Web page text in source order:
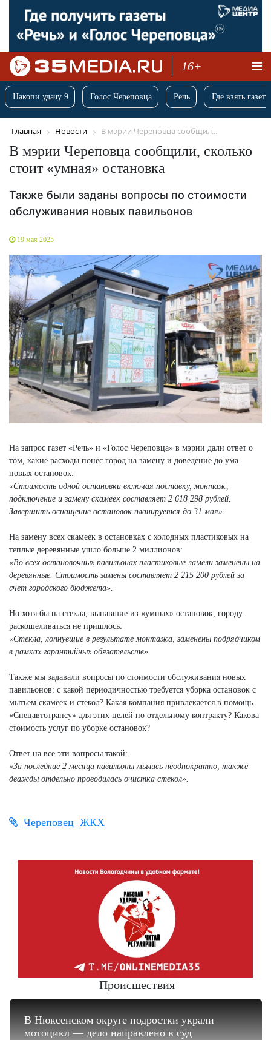
16+
Накопи удачу 9 Голос Череповца Речь Где взять
Главная Новости В мэрии Череповца сообщил...
В мэрии Череповца сообщили, сколько
стоит «умная» остановка
Также были заданы вопросы по стоимости
обслуживания новых павильонов
19 мая 2025
На запрос газет «Речь» и «Голос Череповца» в мэрии дали ответ о
том, какие расходы понес город на замену и доведение до ума
новых остановок:
«Стоимость одной остановки включая поставку, монтаж,
подключение и замену скамеек составляет 2 618 298 рублей.
Завершить оснащение остановок планируется до 31 мая».
На замену всех скамеек в остановках с холодных пластиковых на
теплые деревянные ушло больше 2 миллионов:
«Во всех остановочных павильонах пластиковые ламели заменены на
деревянные. Стоимость замены составляет 2 215 200 рублей за
счет городского бюджета».
Но хотя бы на стекла, выпавшие из «умных» остановок, городу
раскошеливаться не пришлось:
«Стекла, лопнувшие в результате монтажа, заменены подрядчиком
в рамках гарантийных обязательств».
Также мы задавали вопросы по стоимости обслуживания новых
павильонов: с какой периодичностью требуется уборка остановок с
мытьем скамеек и стекол? Какая компания привлекается в помощь
«Спецавтотрансу» для этих целей по отдельному контракту? Какова
стоимость услуг по уборке остановок?
Ответ на все эти вопросы такой:
«За последние 2 месяца павильоны мылись неоднократно, также
дважды отдельно проводилась очистка стекол».
Череповец ЖКХ
Происшествия
В Нюксенском округе подростки украли
мотоцикл — дело направлено в суд